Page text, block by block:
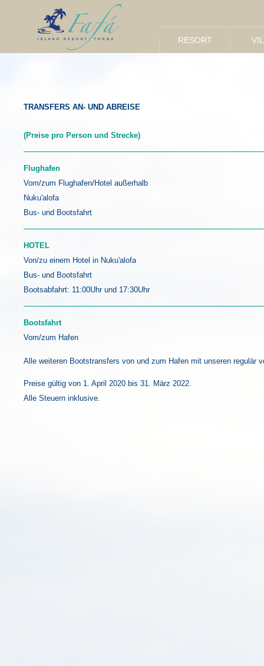
RESORT
TRANSFERS AN- UND ABREISE
(Preise pro Person und Strecke)
Flughafen
Vom/zum Flughafen/Hotel außerhalb
Nuku'alofa
Bus- und Bootsfahrt
HOTEL
Von/zu einem Hotel in Nuku'alofa
Bus- und Bootsfahrt
Bootsabfahrt: 11:00Uhr und 17:30Uhr
Bootsfahrt
Vom/zum Hafen
Alle weiteren Bootstransfers von und zum Hafen mit unseren regulär
Preise gültig von 1. April 2020 bis 31. März 2022.
Alle Steuern inklusive.